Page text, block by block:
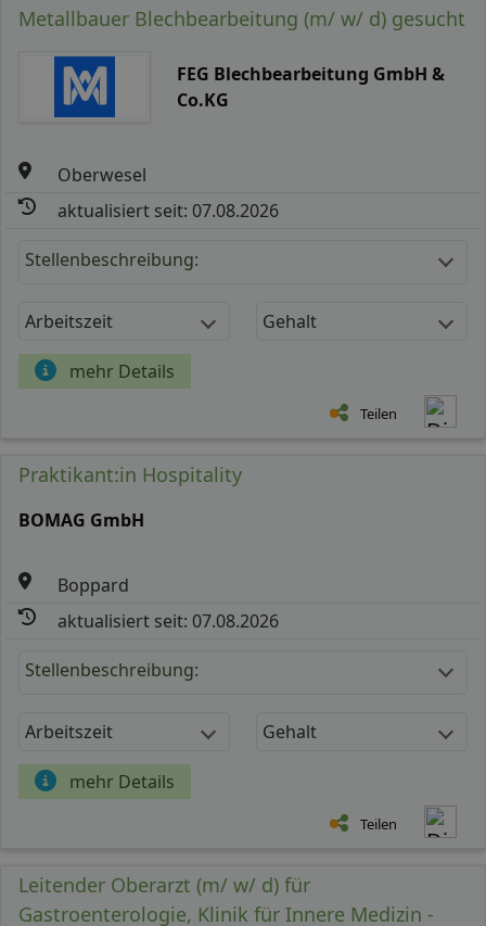
Metallbauer Blechbearbeitung (m/ w/ d) gesucht
FEG Blechbearbeitung GmbH &
Co.KG
Oberwesel
aktualisiert seit: 07.08.2026
Stellenbeschreibung:
Arbeitszeit Gehalt
mehr Details
Teilen
Praktikant:in Hospitality
BOMAG GmbH
Boppard
aktualisiert seit: 07.08.2026
Stellenbeschreibung:
Arbeitszeit Gehalt
mehr Details
Teilen
Leitender Oberarzt (m/ w/ d) für
Gastroenterologie, Klinik für Innere Medizin -